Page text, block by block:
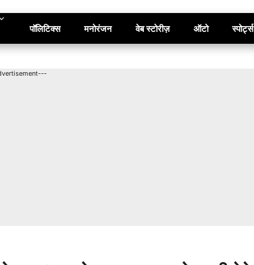
पॉलिटिक्स मनोरंजन वेब स्टोरीज़ ऑटो स्पोर्ट्स